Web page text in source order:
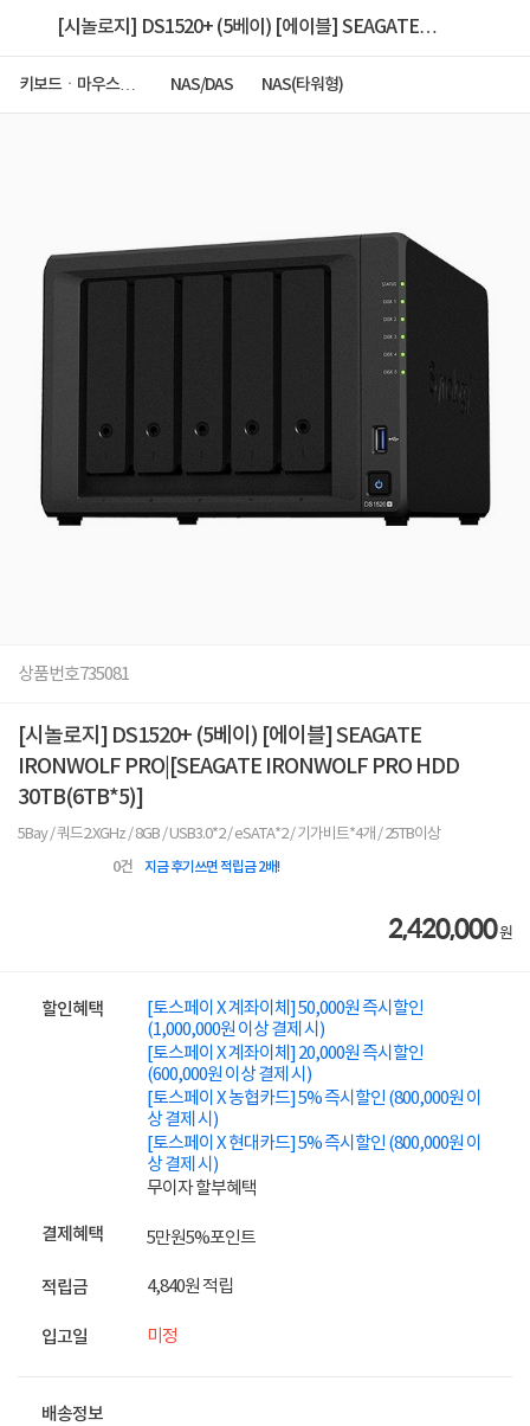
[시놀로지] DS1520+ (5베이) [에이블] SEAGATE
키보드ㆍ마우스ㆍ
NAS/DAS NAS(타워형)
상품번호735081
[시놀로지] DS1520+ (5베이) [에이블] SEAGATE
IRONWOLF PRO|[SEAGATE IRONWOLF PRO HDD
30TB(6TB*5)]
5Bay / 쿼드2.XGHz / 8GB / USB3.0*2 / eSATA*2 / 기가비트*4개 / 25TB이상
0건 지금 후기쓰면 적립금 2배!
2,420,000원
할인혜택
[토스페이 X 계좌이체] 50,000원 즉시할인
(1,000,000원 이상 결제 시)
[토스페이 X 계좌이체] 20,000원 즉시할인
(600,000원 이상 결제 시)
[토스페이 X 농협카드] 5% 즉시할인 (800,000원 이
상 결제 시)
[토스페이 X 현대카드] 5% 즉시할인 (800,000원 이
상 결제 시)
무이자 할부혜택
결제혜택 5만원5%포인트
적립금 4,840원 적립
입고일 미정
배송정보